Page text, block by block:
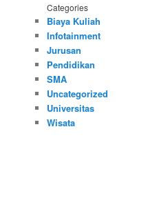
Categories
Biaya Kuliah
Infotainment
Jurusan
Pendidikan
SMA
Uncategorized
Universitas
Wisata